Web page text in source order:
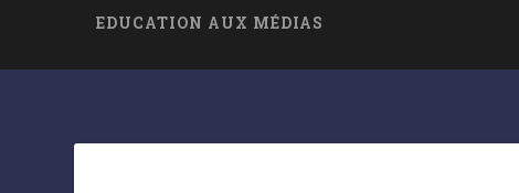
EDUCATION AUX MÉDIAS